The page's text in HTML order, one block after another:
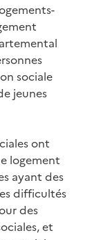
sociale
jeunes
ont
logement
ayant des
difficultés
des
et